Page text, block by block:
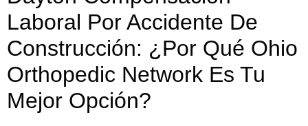
Laboral Por Accidente De
Construcción: ¿Por Qué Ohio
Orthopedic Network Es Tu
Mejor Opción?